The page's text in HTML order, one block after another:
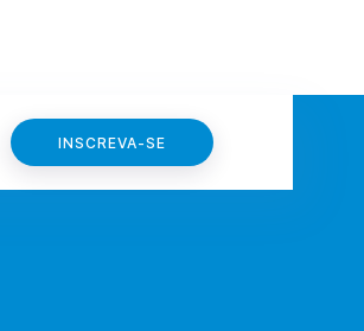
INSCREVA-SE